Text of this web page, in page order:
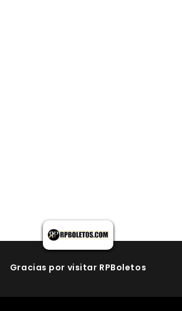
Gracias por visitar RPBoletos